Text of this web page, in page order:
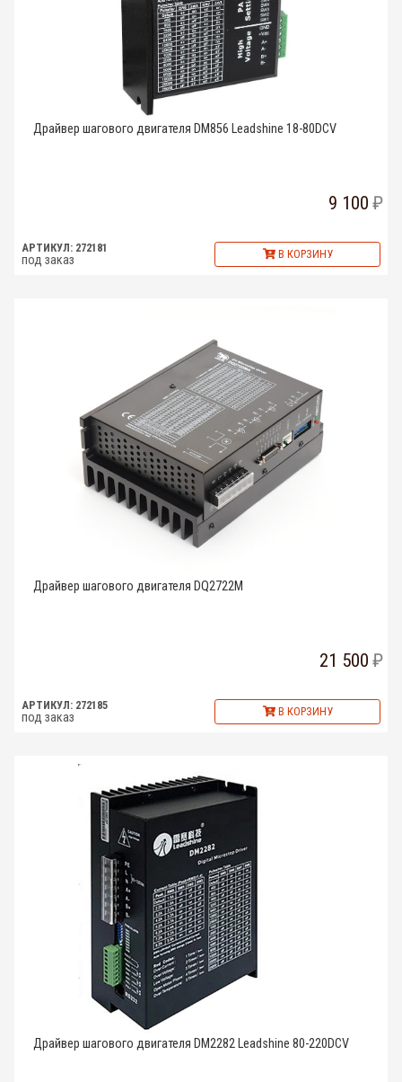
Драйвер шагового двигателя DM856 Leadshine 18-80DCV
9 100
АРТИКУЛ: 272181
под заказ В КОРЗИНУ
Драйвер шагового двигателя DQ2722M
21 500
АРТИКУЛ: 272185
под заказ В КОРЗИНУ
Драйвер шагового двигателя DM2282 Leadshine 80-220DCV